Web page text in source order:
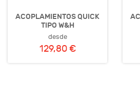
ACOPLAMIENTOS QUICK
TIPO W&H
desde
129,80 €